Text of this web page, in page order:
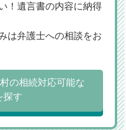
！遺言書の内容に納得
は弁護士への相談をお
の相続対応可能な
探す